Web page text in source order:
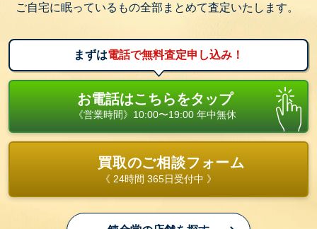
ご自宅に眠っているもの全部まとめて査定いたします。
まずは電話で無料査定申し込み！
お電話はこちらをタップ
《営業時間》10:00〜19:00 年中無休
買取のご相談フォーム
《 24時間 365日受付中 》